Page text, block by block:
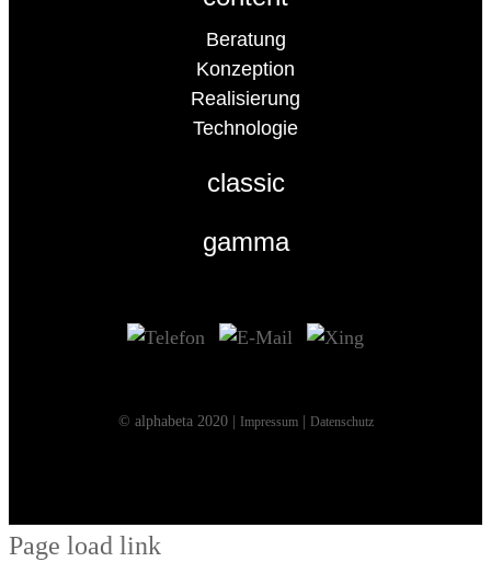
Beratung
Konzeption
Realisierung
Technologie
classic
gamma
© alphabeta 2020 | Impressum| Datenschutz
Page load link